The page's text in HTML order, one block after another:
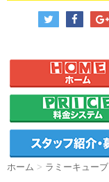
ホーム > ラミーキューブ